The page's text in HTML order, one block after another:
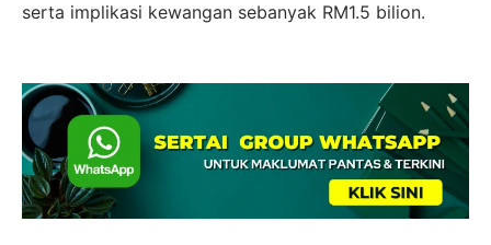
serta implikasi kewangan sebanyak RM1.5 bilion.